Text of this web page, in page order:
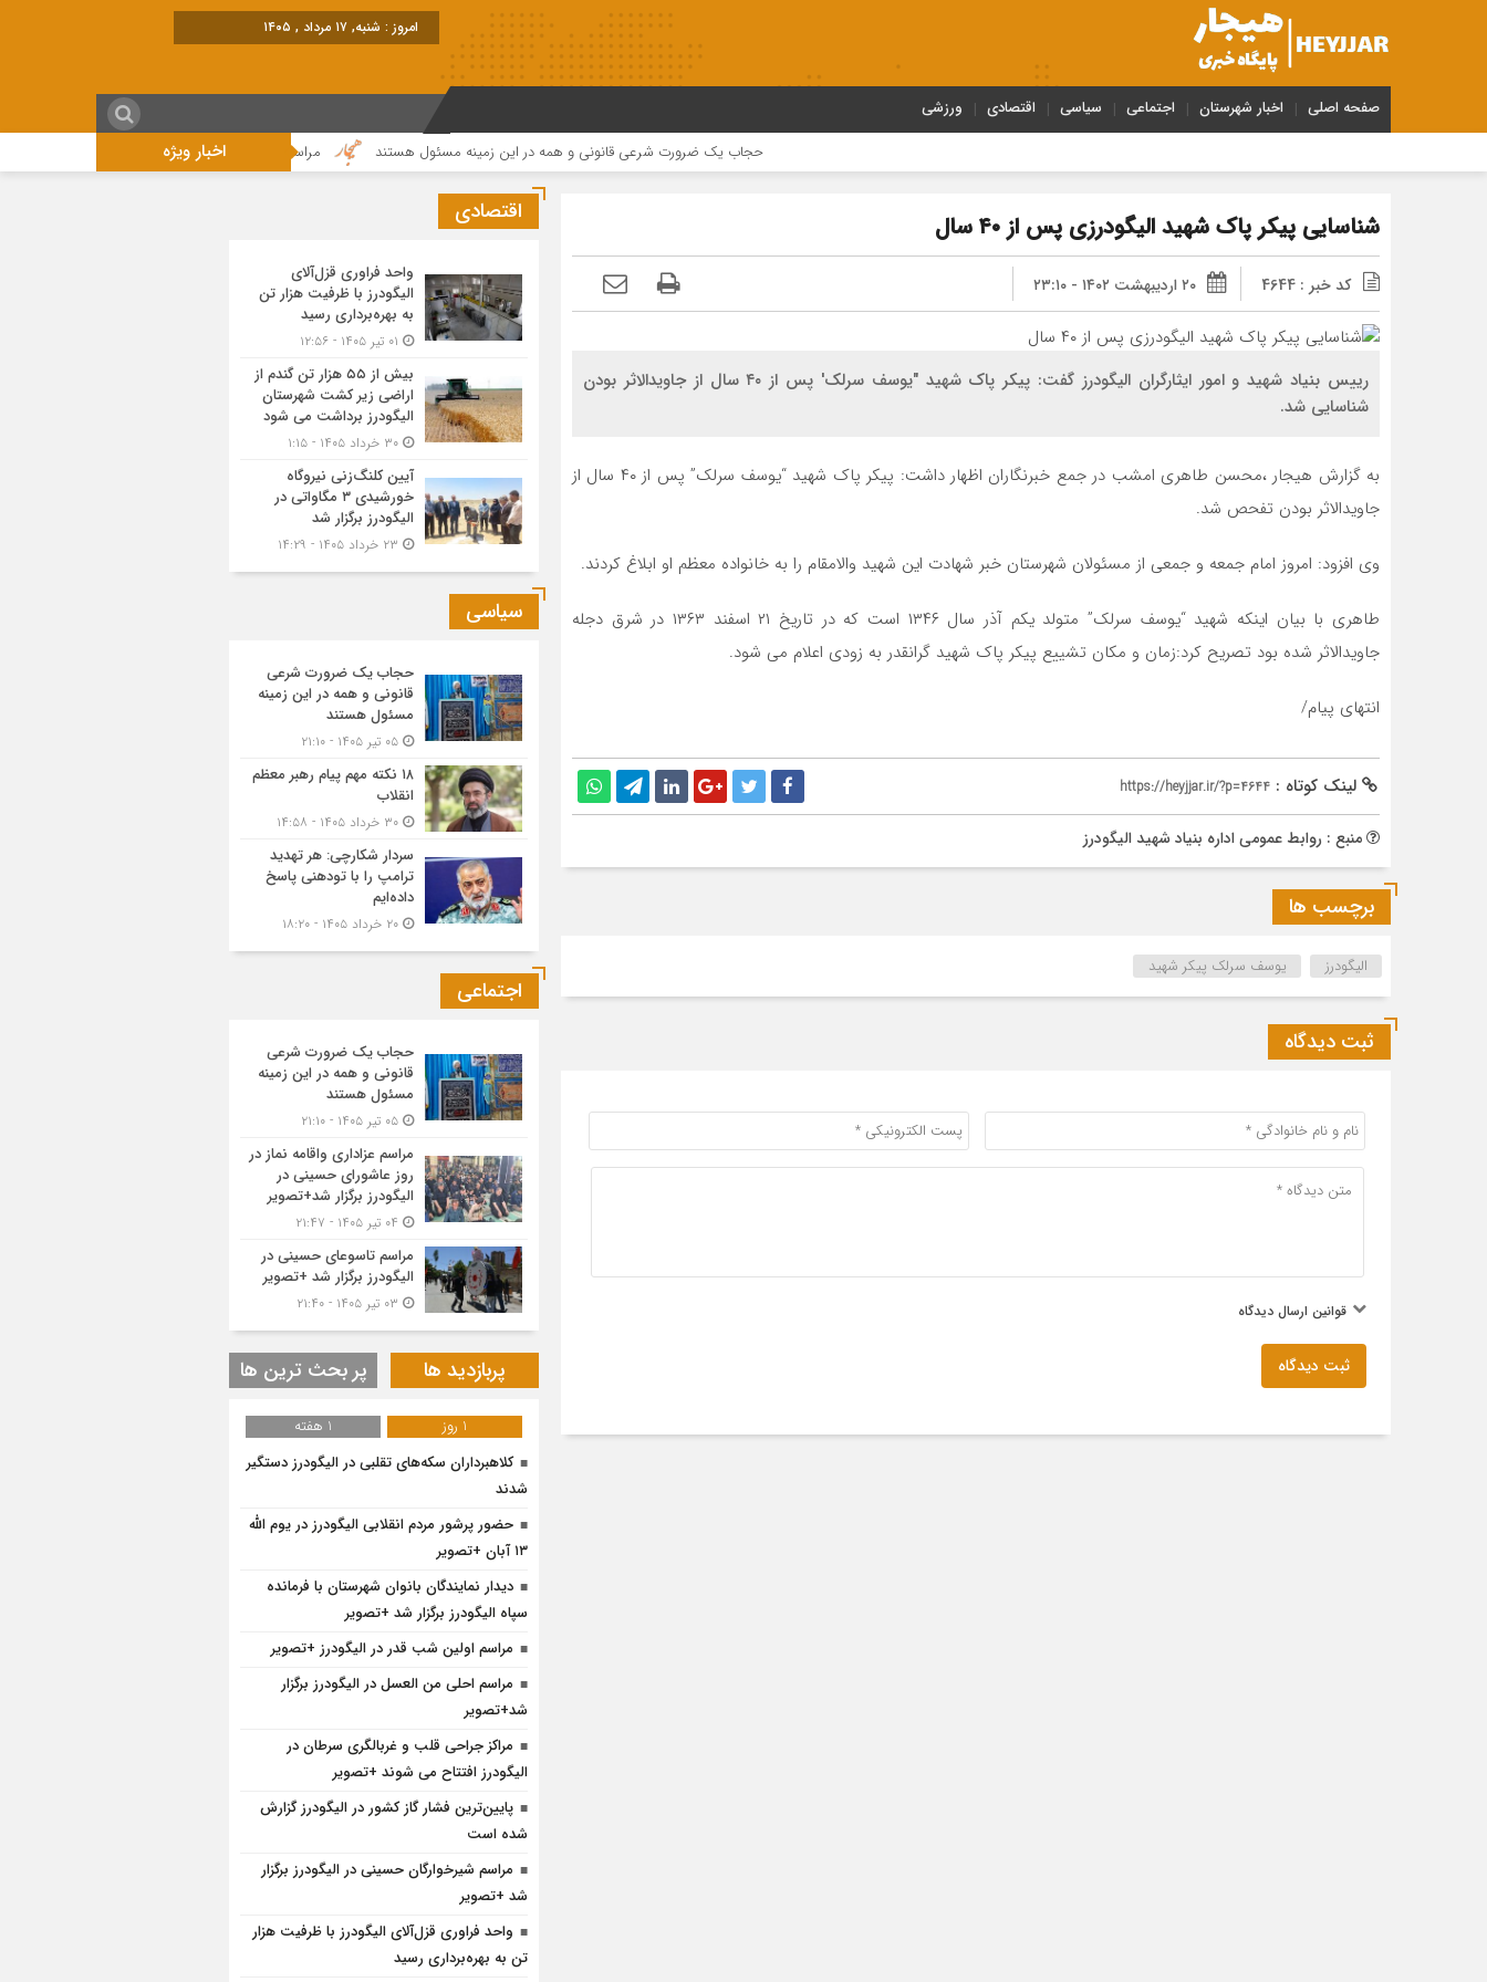
امروز : شنبه, ۱۷ مرداد , ۱۴۰۵
صفحه اصلی اخبار شهرستان اجتماعی سیاسی اقتصادی ورزشی
اخبار ویژه حجاب یک ضرورت شرعی قانونی و همه در این زمینه مسئول هستند مراسم عزاداری واقامه نماز در روز عاشورای حسینی در الیگودرز
شناسایی پیکر پاک شهید الیگودرزی پس از ۴۰ سال
کد خبر : 4644 ۲۰ اردیبهشت ۱۴۰۲ - ۲۳:۱۰
رییس بنیاد شهید و امور ایثارگران الیگودرز گفت: پیکر پاک شهید "یوسف سرلک' پس از ۴۰ سال از جاویدالاثر بودن
شناسایی شد.
به گزارش هیجار ،محسن طاهری امشب در جمع خبرنگاران اظهار داشت: پیکر پاک شهید “یوسف سرلک” پس از ۴۰ سال از
جاویدالاثر بودن تفحص شد.
وی افزود: امروز امام جمعه و جمعی از مسئولان شهرستان خبر شهادت این شهید والامقام را به خانواده معظم او ابلاغ کردند.
طاهری با بیان اینکه شهید “یوسف سرلک” متولد یکم آذر سال ۱۳۴۶ است که در تاریخ ۲۱ اسفند ۱۳۶۳ در شرق دجله
جاویدالاثر شده بود تصریح کرد:زمان و مکان تشییع پیکر پاک شهید گرانقدر به زودی اعلام می شود.
انتهای پیام/
لینک کوتاه : https://heyjjar.ir/?p=4644
منبع : روابط عمومی اداره بنیاد شهید الیگودرز
برچسب ها
الیگودرز یوسف سرلک پیکر شهید
ثبت دیدگاه
قوانین ارسال دیدگاه
ثبت دیدگاه
اقتصادی
واحد فراوری قزل‌آلای
الیگودرز با ظرفیت هزار تن
به بهره‌برداری رسید
بیش از ۵۵ هزار تن گندم از
اراضی زیر کشت شهرستان
الیگودرز برداشت می شود
آیین کلنگ‌زنی نیروگاه
خورشیدی ۳ مگاواتی در
الیگودرز برگزار شد
سیاسی
حجاب یک ضرورت شرعی
قانونی و همه در این زمینه
مسئول هستند
۱۸ نکته مهم پیام رهبر معظم
انقلاب
سردار شکارچی: هر تهدید
ترامپ را با تودهنی پاسخ
داده‌ایم
اجتماعی
حجاب یک ضرورت شرعی
قانونی و همه در این زمینه
مسئول هستند
مراسم عزاداری واقامه نماز در
روز عاشورای حسینی در
الیگودرز برگزار شد+تصویر
مراسم تاسوعای حسینی در
الیگودرز برگزار شد +تصویر
پربازدید ها پر بحث ترین ها
1 روز
1 هفته
کلاهبرداران سکه‌های تقلبی در الیگودرز دستگیر
شدند
حضور پرشور مردم انقلابی الیگودرز در یوم الله
۱۳ آبان +تصویر
دیدار نمایندگان بانوان شهرستان با فرمانده
سپاه الیگودرز برگزار شد +تصویر
مراسم اولین شب قدر در الیگودرز +تصویر
مراسم احلی من العسل در الیگودرز برگزار
شد+تصویر
مراکز جراحی قلب و غربالگری سرطان در
الیگودرز افتتاح می شوند +تصویر
پایین‌ترین فشار گاز کشور در الیگودرز گزارش
شده است
مراسم شیرخوارگان حسینی در الیگودرز برگزار
شد +تصویر
واحد فراوری قزل‌آلای الیگودرز با ظرفیت هزار
تن به بهره‌برداری رسید